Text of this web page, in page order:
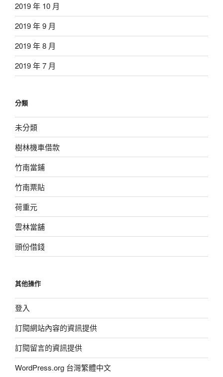
2019 年 10 月
2019 年 9 月
2019 年 8 月
2019 年 7 月
分類
未分類
樹林機車借款
竹南當鋪
竹南票貼
荷重元
雲林當舖
頭份借錢
其他操作
登入
訂閱網站內容的資訊提供
訂閱留言的資訊提供
WordPress.org 台灣繁體中文